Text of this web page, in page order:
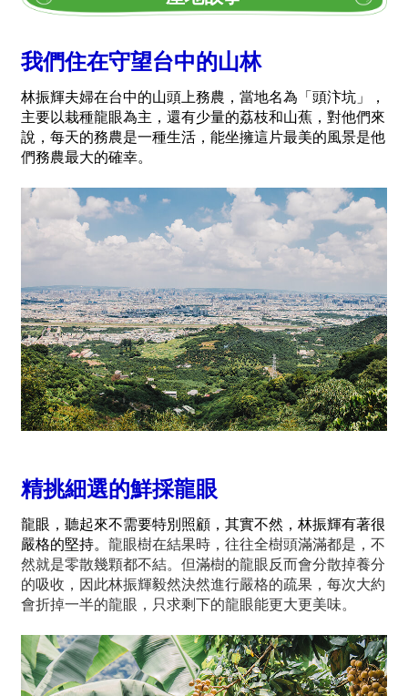
我們住在守望台中的山林
林振輝夫婦在台中的山頭上務農，當地名為「頭汴坑」，
主要以栽種龍眼為主，還有少量的荔枝和山蕉，對他們來
說，每天的務農是一種生活，能坐擁這片最美的風景是他
們務農最大的確幸。
精挑細選的鮮採龍眼
龍眼，聽起來不需要特別照顧，其實不然，林振輝有著很
嚴格的堅持。 龍眼樹在結果時，往往全樹頭滿滿都是，不
然就是零散幾顆都不結。但滿樹的龍眼反而會分散掉養分
的吸收，因此林振輝毅然決然進行嚴格的疏果，每次大約
會折掉一半的龍眼，只求剩下的龍眼能更大更美味。